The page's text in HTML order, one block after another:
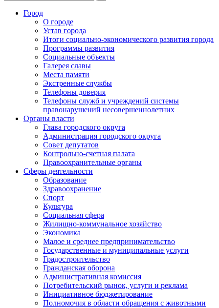
Город
О городе
Устав города
Итоги социально-экономического развития города
Программы развития
Социальные объекты
Галерея славы
Места памяти
Экстренные службы
Телефоны доверия
Телефоны служб и учреждений системы
правонарушений несовершеннолетних
Органы власти
Глава городского округа
Администрация городcкого округа
Совет депутатов
Контрольно-счетная палата
Правоохранительные органы
Сферы деятельности
Образование
Здравоохранение
Спорт
Культура
Социальная сфера
Жилищно-коммунальное хозяйство
Экономика
Малое и среднее предпринимательство
Государственные и муниципальные услуги
Градостроительство
Гражданская оборона
Административная комиссия
Потребительский рынок, услуги и реклама
Инициативное бюджетирование
Полномочия в области обращения с животными